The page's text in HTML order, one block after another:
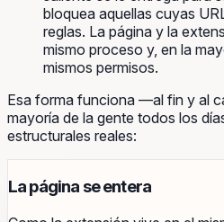
bloquea aquellas cuyas
reglas. La página y la
mismo proceso y, en la
mismos permisos.
Esa forma funciona —al fin y al
mayoría de la gente todos los
estructurales reales:
La página se entera